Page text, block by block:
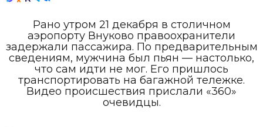
Рано утром 21 декабря в столичном
аэропорту Внуково правоохранители
задержали пассажира. По предварительным
сведениям, мужчина был пьян — настолько,
что сам идти не мог. Его пришлось
транспортировать на багажной тележке.
Видео происшествия прислали «360»
очевидцы.